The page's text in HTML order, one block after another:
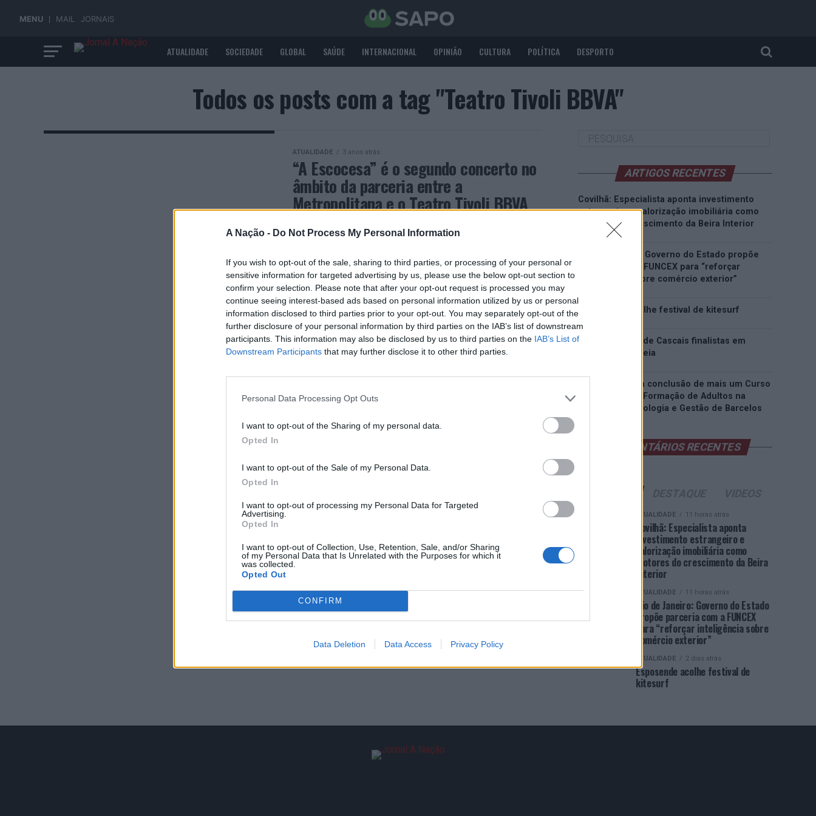
A Nação - Do Not Process My Personal Information
If you wish to opt-out of the sale, sharing to third parties, or processing of your personal or
sensitive information for targeted advertising by us, please use the below opt-out section to
confirm your selection. Please note that after your opt-out request is processed you may
continue seeing interest-based ads based on personal information utilized by us or personal
information disclosed to third parties prior to your opt-out. You may separately opt-out of the
further disclosure of your personal information by third parties on the IAB’s list of downstream
participants. This information may also be disclosed by us to third parties on the IAB’s List of
Downstream Participants that may further disclose it to other third parties.
Personal Data Processing Opt Outs
I want to opt-out of the Sharing of my personal data.
Opted In
I want to opt-out of the Sale of my Personal Data.
Opted In
I want to opt-out of processing my Personal Data for Targeted
Advertising.
Opted In
I want to opt-out of Collection, Use, Retention, Sale, and/or Sharing
of my Personal Data that Is Unrelated with the Purposes for which it
was collected.
Opted Out
CONFIRM
Data Deletion Data Access Privacy Policy
MENU MAIL JORNAIS
ATUALIDADE SOCIEDADE GLOBAL SAÚDE INTERNACIONAL OPINIÃO CULTURA POLÍTICA DESPORTO
Todos os posts com a tag "Teatro Tivoli BBVA"
ATUALIDADE 3 anos atrás
“A Escocesa” é o segundo concerto no
âmbito da parceria entre a
Metropolitana e o Teatro Tivoli BBVA
Com direção do maestro Adrian Leaper
ARTIGOS RECENTES
Covilhã: Especialista aponta investimento
estrangeiro e valorização imobiliária como
motores do crescimento da Beira Interior
Rio de Janeiro: Governo do Estado propõe
parceria com a FUNCEX para “reforçar
inteligência sobre comércio exterior”
Esposende acolhe festival de kitesurf
Cinco projetos de Cascais finalistas em
iniciativa europeia
EMEC celebra a conclusão de mais um Curso
de Educação e Formação de Adultos na
Escola de Tecnologia e Gestão de Barcelos
COMENTÁRIOS RECENTES
ATUALIDADE 11 horas atrás
Covilhã: Especialista aponta
investimento estrangeiro e
valorização imobiliária como
motores do crescimento da Beira
Interior
ATUALIDADE 11 horas atrás
Rio de Janeiro: Governo do Estado
propõe parceria com a FUNCEX
para “reforçar inteligência sobre
comércio exterior”
ATUALIDADE 2 dias atrás
Esposende acolhe festival de
kitesurf